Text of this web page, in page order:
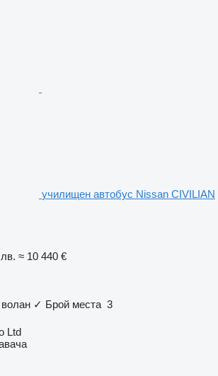
училищен автобус Nissan CIVILIAN
≈ 10 440 €
✓ Брой места 3
Ltd